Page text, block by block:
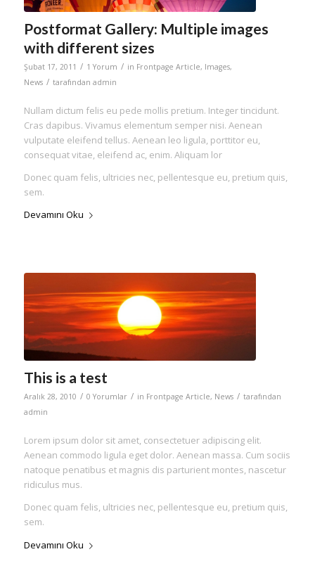
Postformat Gallery: Multiple images
with different sizes
Şubat 17, 2011 / 1 Yorum / in Frontpage Article, Images,
News / tarafından admin
Nullam dictum felis eu pede mollis pretium. Integer tincidunt.
Cras dapibus. Vivamus elementum semper nisi. Aenean
vulputate eleifend tellus. Aenean leo ligula, porttitor eu,
consequat vitae, eleifend ac, enim. Aliquam lor
Donec quam felis, ultricies nec, pellentesque eu, pretium quis,
sem.
Devamını Oku
This is a test
Aralık 28, 2010 / 0 Yorumlar / in Frontpage Article, News / tarafından
admin
Lorem ipsum dolor sit amet, consectetuer adipiscing elit.
Aenean commodo ligula eget dolor. Aenean massa. Cum sociis
natoque penatibus et magnis dis parturient montes, nascetur
ridiculus mus.
Donec quam felis, ultricies nec, pellentesque eu, pretium quis,
sem.
Devamını Oku